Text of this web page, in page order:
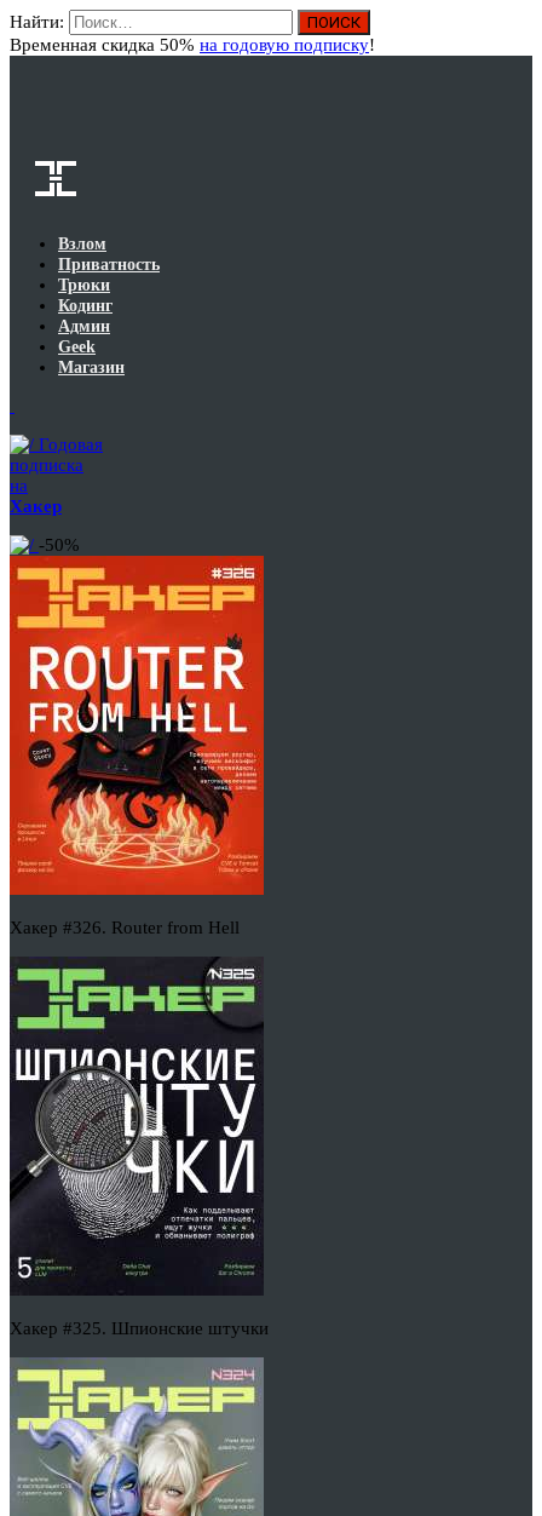
Найти:
Временная скидка 50% на годовую подписку!
Взлом
Приватность
Трюки
Кодинг
Админ
Geek
Магазин
Годовая
подписка
на
Хакер
-50%
Хакер #326. Router from Hell
Хакер #325. Шпионские штучки